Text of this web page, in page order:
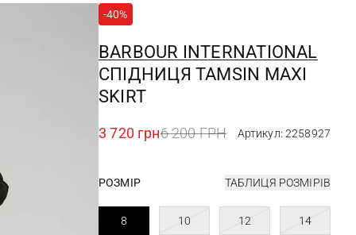
СТВОРИТИ ОБЛІКІВКУ
-40%
BARBOUR INTERNATIONAL
СПІДНИЦЯ TAMSIN MAXI
SKIRT
3 720 грн6 200 ГРН Артикул: 2258927
РОЗМІР ТАБЛИЦЯ РОЗМІРІВ
8 10 12 14